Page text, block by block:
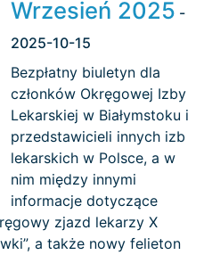
Wrzesień 2025 -
2025-10-15
Bezpłatny biuletyn dla
członków Okręgowej Izby
Lekarskiej w Białymstoku i
przedstawicieli innych izb
lekarskich w Polsce, a w
nim między innymi
informacje dotyczące
zjazd lekarzy X
a także nowy felieton